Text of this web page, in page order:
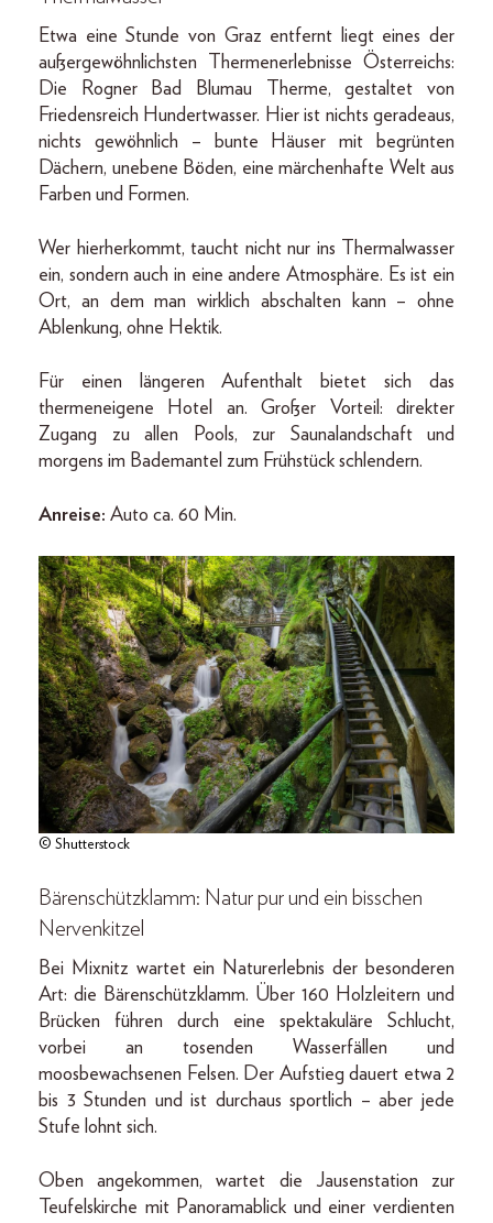
Etwa eine Stunde von Graz entfernt liegt eines der
außergewöhnlichsten Thermenerlebnisse Österreichs:
Die Rogner Bad Blumau Therme, gestaltet von
Friedensreich Hundertwasser. Hier ist nichts geradeaus,
nichts gewöhnlich – bunte Häuser mit begrünten
Dächern, unebene Böden, eine märchenhafte Welt aus
Farben und Formen.
Wer hierherkommt, taucht nicht nur ins Thermalwasser
ein, sondern auch in eine andere Atmosphäre. Es ist ein
Ort, an dem man wirklich abschalten kann – ohne
Ablenkung, ohne Hektik.
Für einen längeren Aufenthalt bietet sich das
thermeneigene Hotel an. Großer Vorteil: direkter
Zugang zu allen Pools, zur Saunalandschaft und
morgens im Bademantel zum Frühstück schlendern.
Anreise: Auto ca. 60 Min.
© Shutterstock
Bärenschützklamm: Natur pur und ein bisschen
Nervenkitzel
Bei Mixnitz wartet ein Naturerlebnis der besonderen
Art: die Bärenschützklamm. Über 160 Holzleitern und
Brücken führen durch eine spektakuläre Schlucht,
vorbei an tosenden Wasserfällen und
moosbewachsenen Felsen. Der Aufstieg dauert etwa 2
bis 3 Stunden und ist durchaus sportlich – aber jede
Stufe lohnt sich.
Oben angekommen, wartet die Jausenstation zur
Teufelskirche mit Panoramablick und einer verdienten